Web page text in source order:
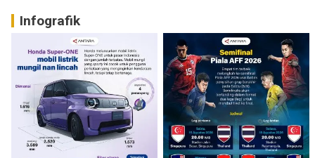
Infografik